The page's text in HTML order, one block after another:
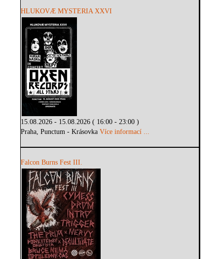
HLUKOVÆ MYSTERIA XXVI
15.08.2026 - 15.08.2026 ( 16:00 - 23:00 )
Praha, Punctum - KrásovkaVíce informací ...
Falcon Burns Fest III.